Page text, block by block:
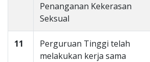
Penanganan Kekerasan
Seksual
11
Perguruan Tinggi telah
melakukan kerja sama